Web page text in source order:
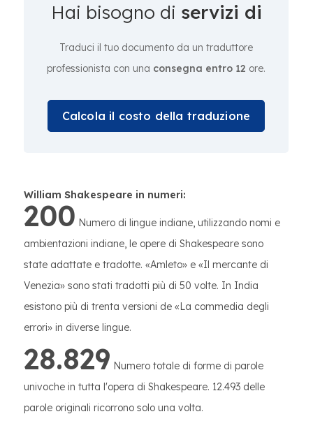
Hai bisogno di servizi di
Traduci il tuo documento da un traduttore
professionista con una consegna entro 12 ore.
Calcola il costo della traduzione
William Shakespeare in numeri:
200 Numero di lingue indiane, utilizzando nomi e
ambientazioni indiane, le opere di Shakespeare sono
state adattate e tradotte. «Amleto» e «Il mercante di
Venezia» sono stati tradotti più di 50 volte. In India
esistono più di trenta versioni de «La commedia degli
errori» in diverse lingue.
28.829 Numero totale di forme di parole
univoche in tutta l'opera di Shakespeare. 12.493 delle
parole originali ricorrono solo una volta.